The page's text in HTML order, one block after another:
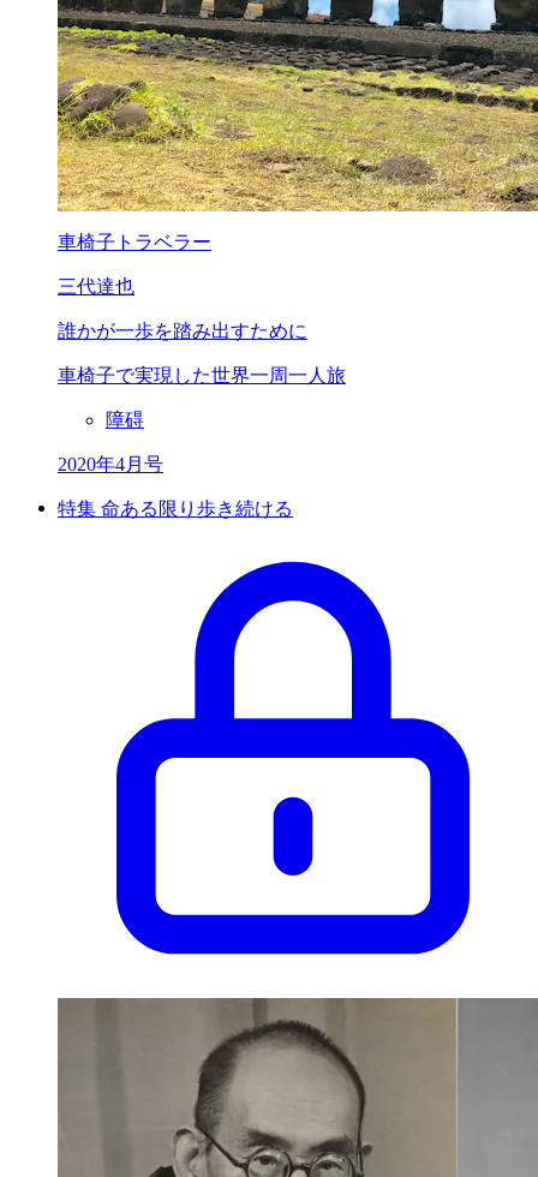
車椅子トラベラー
三代達也
誰かが一歩を踏み出すために
車椅子で実現した世界一周一人旅
障碍
2020年4月号
特集 命ある限り歩き続ける